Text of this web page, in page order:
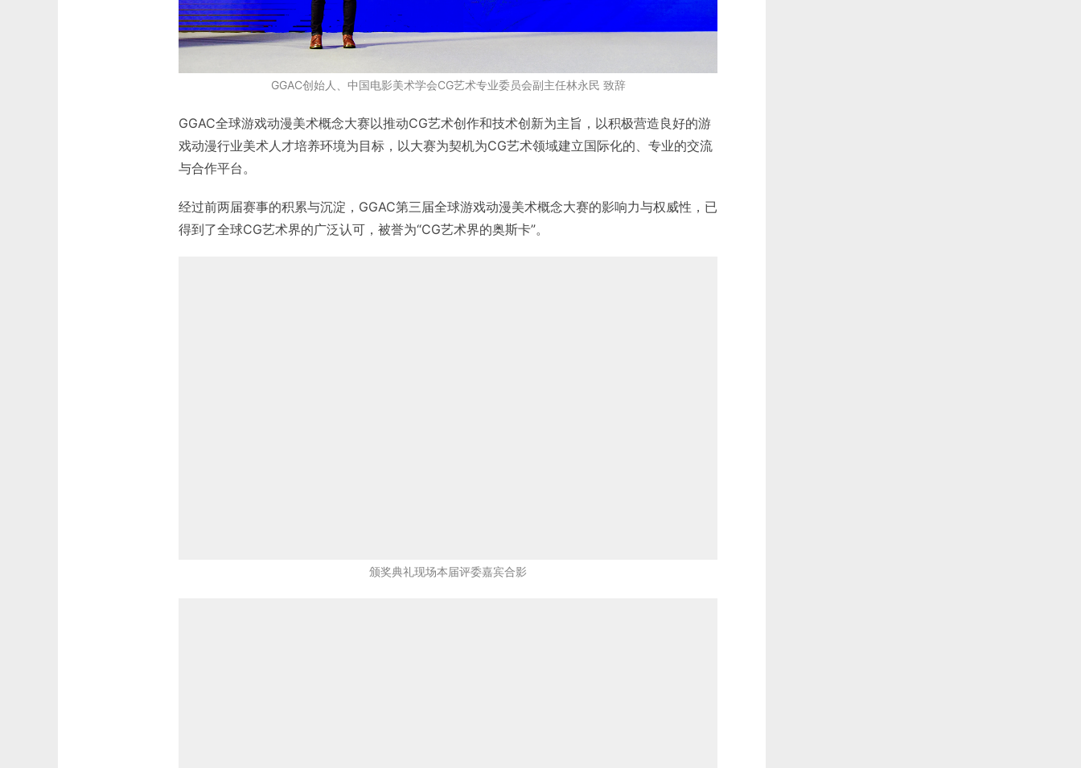
GGAC创始人、中国电影美术学会CG艺术专业委员会副主任林永民 致辞
GGAC全球游戏动漫美术概念大赛以推动CG艺术创作和技术创新为主旨，以积极营造良好的游
戏动漫行业美术人才培养环境为目标，以大赛为契机为CG艺术领域建立国际化的、专业的交流
与合作平台。
经过前两届赛事的积累与沉淀，GGAC第三届全球游戏动漫美术概念大赛的影响力与权威性，已
得到了全球CG艺术界的广泛认可，被誉为“CG艺术界的奥斯卡”。